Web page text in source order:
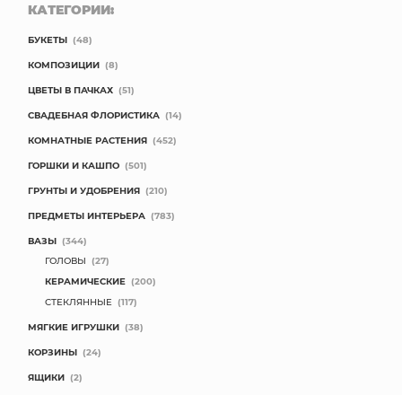
КАТЕГОРИИ:
БУКЕТЫ (48)
КОМПОЗИЦИИ (8)
ЦВЕТЫ В ПАЧКАХ (51)
СВАДЕБНАЯ ФЛОРИСТИКА (14)
КОМНАТНЫЕ РАСТЕНИЯ (452)
ГОРШКИ И КАШПО (501)
ГРУНТЫ И УДОБРЕНИЯ (210)
ПРЕДМЕТЫ ИНТЕРЬЕРА (783)
ВАЗЫ (344)
ГОЛОВЫ (27)
КЕРАМИЧЕСКИЕ (200)
СТЕКЛЯННЫЕ (117)
МЯГКИЕ ИГРУШКИ (38)
КОРЗИНЫ (24)
ЯЩИКИ (2)